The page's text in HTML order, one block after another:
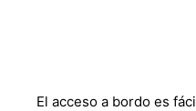
El acceso a bordo es